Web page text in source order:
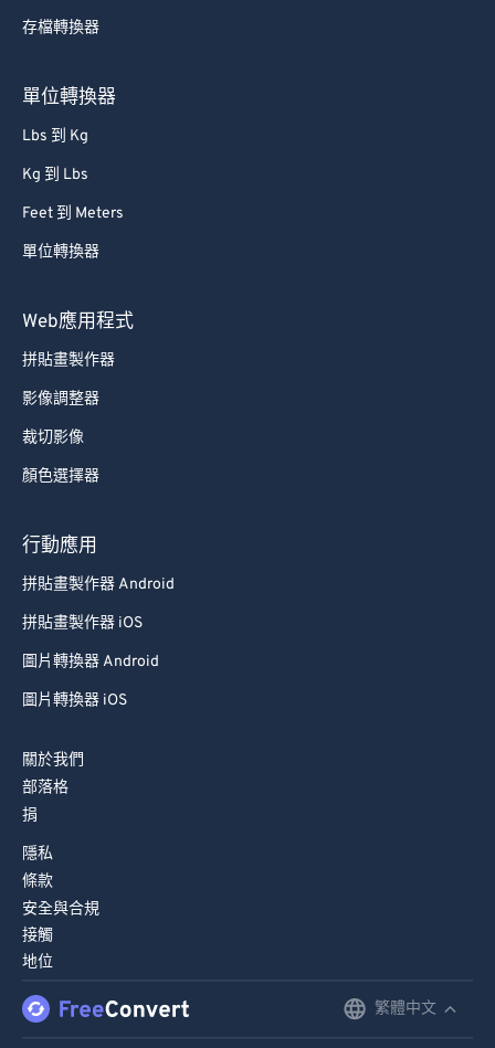
存檔轉換器
單位轉換器
Lbs 到 Kg
Kg 到 Lbs
Feet 到 Meters
單位轉換器
Web應用程式
拼貼畫製作器
影像調整器
裁切影像
顏色選擇器
行動應用
拼貼畫製作器 Android
拼貼畫製作器 iOS
圖片轉換器 Android
圖片轉換器 iOS
關於我們
部落格
捐
隱私
條款
安全與合規
接觸
地位
繁體中文